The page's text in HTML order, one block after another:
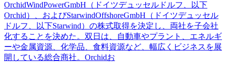
OrchidWindPowerGmbH（ドイツデュッセルドルフ、以下
Orchid）、およびStarwindOffshoreGmbH（ドイツデュッセル
ドルフ、以下Starwind）の株式取得を決定し、両社を子会社
化することを決めた。双日は、自動車やプラント、エネルギ
ーや金属資源、化学品、食料資源など、幅広くビジネスを展
開している総合商社。Orchidお